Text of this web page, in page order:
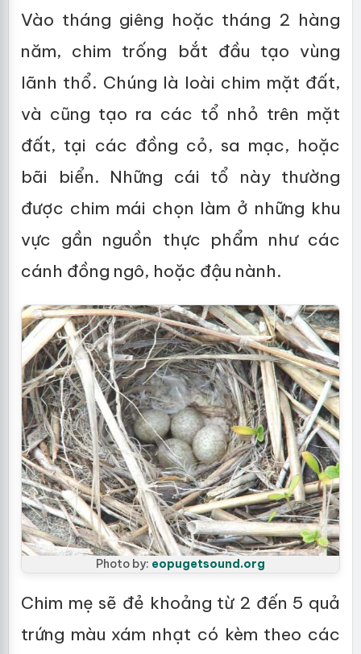
Vào tháng giêng hoặc tháng 2 hàng
năm, chim trống bắt đầu tạo vùng
lãnh thổ. Chúng là loài chim mặt đất,
và cũng tạo ra các tổ nhỏ trên mặt
đất, tại các đồng cỏ, sa mạc, hoặc
bãi biển. Những cái tổ này thường
được chim mái chọn làm ở những khu
vực gần nguồn thực phẩm như các
cánh đồng ngô, hoặc đậu nành.
Photo by: eopugetsound.org
Chim mẹ sẽ đẻ khoảng từ 2 đến 5 quả
trứng màu xám nhạt có kèm theo các